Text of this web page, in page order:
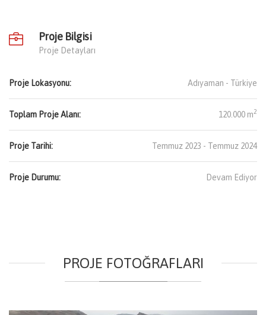
Proje Bilgisi
Proje Detayları
Proje Lokasyonu: Adıyaman - Türkiye
Toplam Proje Alanı: 120.000 m2
Proje Tarihi: Temmuz 2023 - Temmuz 2024
Proje Durumu: Devam Ediyor
PROJE FOTOĞRAFLARI